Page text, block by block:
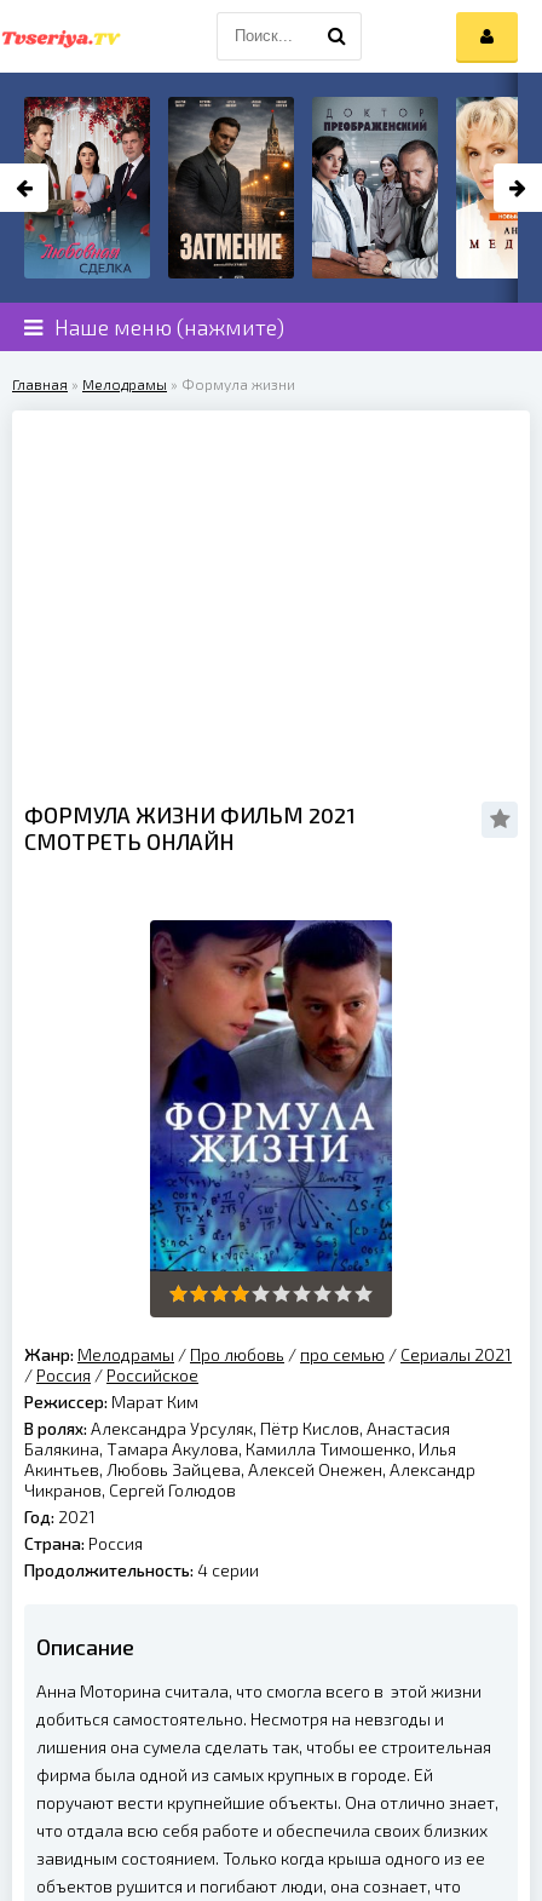
Наше меню (нажмите)
Главная » Мелодрамы » Формула жизни
ФОРМУЛА ЖИЗНИ ФИЛЬМ 2021
СМОТРЕТЬ ОНЛАЙН
Жанр: Мелодрамы / Про любовь / про семью / Сериалы 2021
/ Россия / Российское
Режиссер: Марат Ким
В ролях: Александра Урсуляк, Пётр Кислов, Анастасия
Балякина, Тамара Акулова, Камилла Тимошенко, Илья
Акинтьев, Любовь Зайцева, Алексей Онежен, Александр
Чикранов, Сергей Голюдов
Год: 2021
Страна: Россия
Продолжительность: 4 серии
Описание
Анна Моторина считала, что смогла всего в этой жизни
добиться самостоятельно. Несмотря на невзгоды и
лишения она сумела сделать так, чтобы ее строительная
фирма была одной из самых крупных в городе. Ей
поручают вести крупнейшие объекты. Она отлично знает,
что отдала всю себя работе и обеспечила своих близких
завидным состоянием. Только когда крыша одного из ее
объектов рушится и погибают люди, она сознает, что